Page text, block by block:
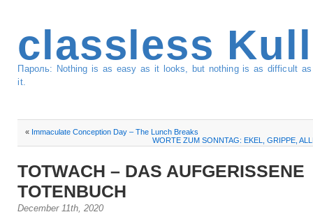
classless
Пароль: Nothing is as easy as it looks, but nothing is as difficult
it.
« Immaculate Conception Day – The Lunch Breaks
WORTE ZUM SONNTAG: EKEL, GRIPPE,
TOTWACH – DAS AUFGERISSENE
TOTENBUCH
December 11th, 2020